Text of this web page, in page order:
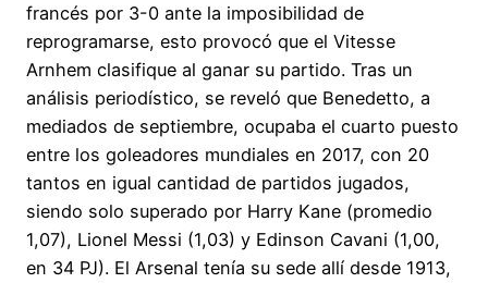
francés por 3-0 ante la imposibilidad de
reprogramarse, esto provocó que el Vitesse
Arnhem clasifique al ganar su partido. Tras un
análisis periodístico, se reveló que Benedetto, a
mediados de septiembre, ocupaba el cuarto puesto
entre los goleadores mundiales en 2017, con 20
tantos en igual cantidad de partidos jugados,
siendo solo superado por Harry Kane (promedio
1,07), Lionel Messi (1,03) y Edinson Cavani (1,00,
en 34 PJ). El Arsenal tenía su sede allí desde 1913,